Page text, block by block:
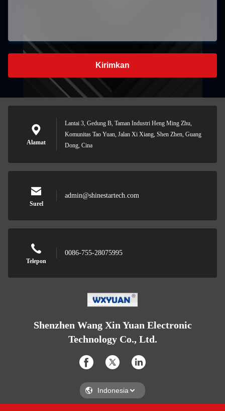
Kirimkan
Alamat
Lantai 3, Gedung B, Taman Industri Heng Ming Zhu,
Komunitas Tao Yuan, Jalan Xi Xiang, Shen Zhen, Guang
Dong, Cina
Surel
admin@shinestartech.com
Telepon
0086-755-28075995
Shenzhen Wang Xin Yuan Electronic
Technology Co., Ltd.